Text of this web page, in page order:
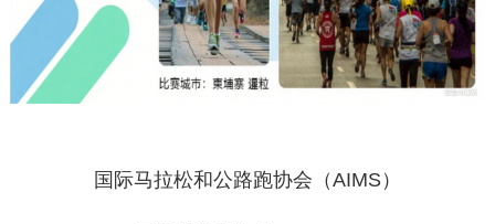
国际马拉松和公路跑协会（AIMS）